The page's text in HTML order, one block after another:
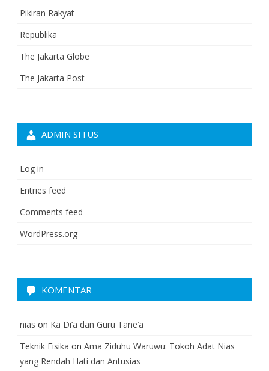
Pikiran Rakyat
Republika
The Jakarta Globe
The Jakarta Post
ADMIN SITUS
Log in
Entries feed
Comments feed
WordPress.org
KOMENTAR
nias on Ka Di’a dan Guru Tane’a
Teknik Fisika on Ama Ziduhu Waruwu: Tokoh Adat Nias
yang Rendah Hati dan Antusias